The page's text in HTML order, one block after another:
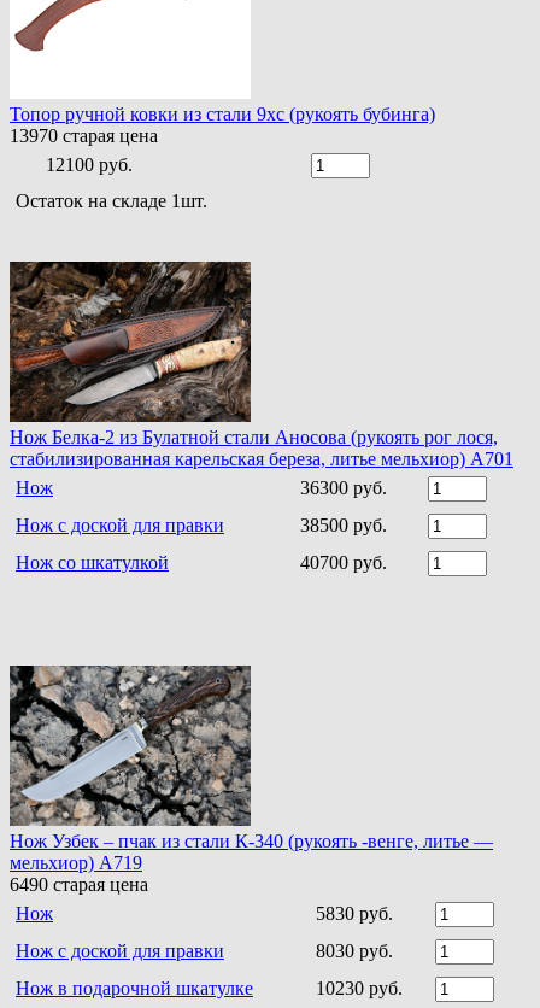
Топор ручной ковки из стали 9хс (рукоять бубинга)
13970 старая цена
12100 руб.
Остаток на складе 1шт.
Нож Белка-2 из Булатной стали Аносова (рукоять рог лося,
стабилизированная карельская береза, литье мельхиор) A701
Нож
36300 руб.
Нож с доской для правки
38500 руб.
Нож со шкатулкой
40700 руб.
Нож Узбек – пчак из стали К-340 (рукоять -венге, литье —
мельхиор) A719
6490 старая цена
Нож
5830 руб.
Нож с доской для правки
8030 руб.
Нож в подарочной шкатулке
10230 руб.